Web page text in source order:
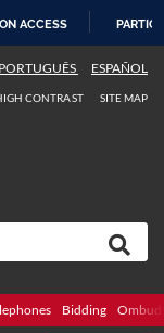
ACCESS
PORTUGUÊS ESPAÑOL
CONTRAST SITE MAP
Bidding